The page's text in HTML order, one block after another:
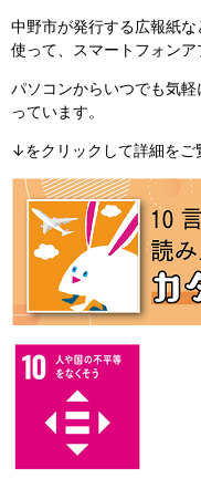
中野市が発行する広報紙
使って、スマートフォンア
パソコンからいつでも気
っています。
↓をクリックして詳細をご